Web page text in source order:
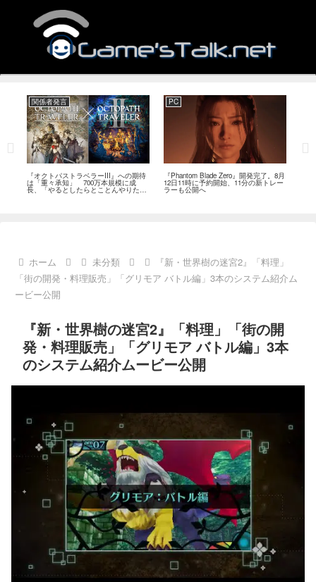
関係者発言
『オクトパストラベラーIII』への期待
は「重々承知」 700万本規模に成
長、「やるとしたらとことんやりた
い」と浅野智也氏
PC
『Phantom Blade Zero』開発完了。8月
12日11時に予約開始、11分の新トレー
ラーも公開へ
ホーム 未分類
『新・世界樹の迷宮2』「料理」
「街の開発・料理販売」「グリモア バトル編」3本のシステム紹介ム
ービー公開
『新・世界樹の迷宮2』「料理」「街の開
発・料理販売」「グリモア バトル編」3本
のシステム紹介ムービー公開